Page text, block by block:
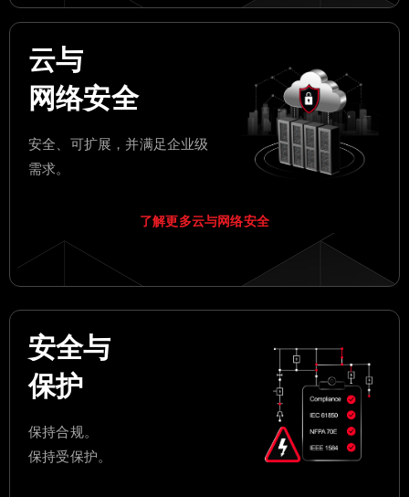
云与
网络安全
安全、可扩展，并满足企业级
需求。
了解更多云与网络安全
安全与
保护
保持合规。
保持受保护。